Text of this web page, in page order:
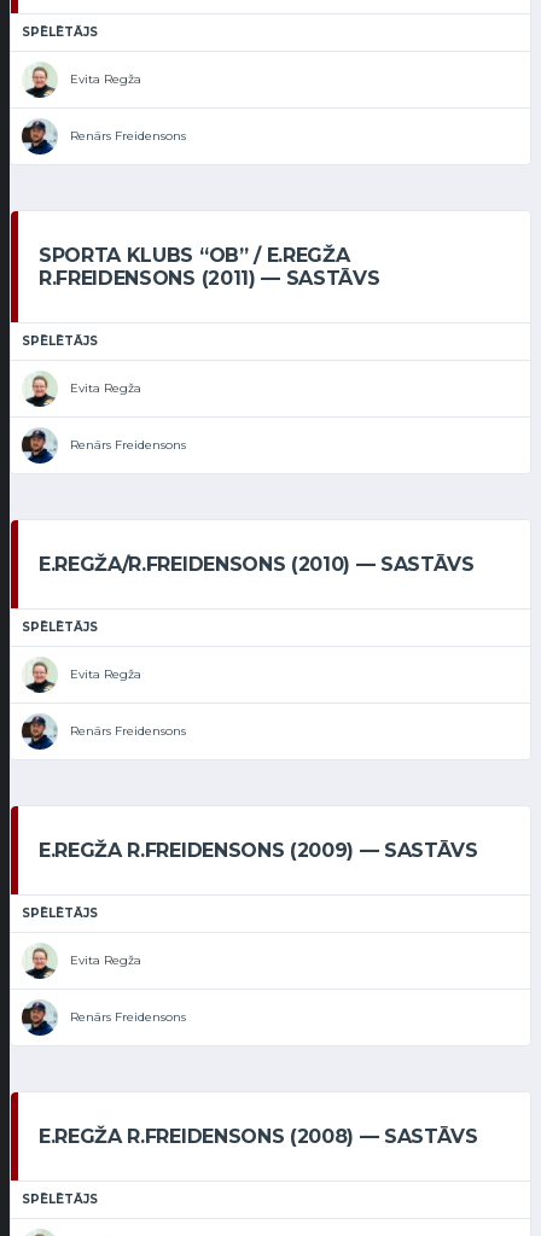
SPĒLĒTĀJS
Evita Regža
Renārs Freidensons
SPORTA KLUBS “OB” / E.REGŽA
R.FREIDENSONS (2011) — SASTĀVS
SPĒLĒTĀJS
Evita Regža
Renārs Freidensons
E.REGŽA/R.FREIDENSONS (2010) — SASTĀVS
SPĒLĒTĀJS
Evita Regža
Renārs Freidensons
E.REGŽA R.FREIDENSONS (2009) — SASTĀVS
SPĒLĒTĀJS
Evita Regža
Renārs Freidensons
E.REGŽA R.FREIDENSONS (2008) — SASTĀVS
SPĒLĒTĀJS